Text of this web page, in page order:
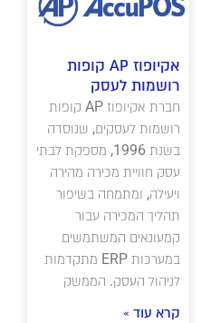
אקיופוז AP קופות
רושמות לעסק
חברת אקיופוז AP קופות
רושמות לעסקים, שנוסדה
בשנת 1996, מספקת לבתי
עסק חוויית מכירה מהירה
ויעילה, ומתמחה בשיפור
תהליך המכירה עבור
קמעונאים המשתמשים
במערכות ERP מתקדמות
לניהול העסק. הממשק
קרא עוד »